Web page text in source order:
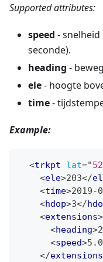
Supported attributes:
speed -
seconde).
heading -
ele- hoogte
time-
Example:
<trkpt lat="
<ele>203</
<time>2019-
<hdop>3</
<extensions>
<heading>
<speed>
</extensions